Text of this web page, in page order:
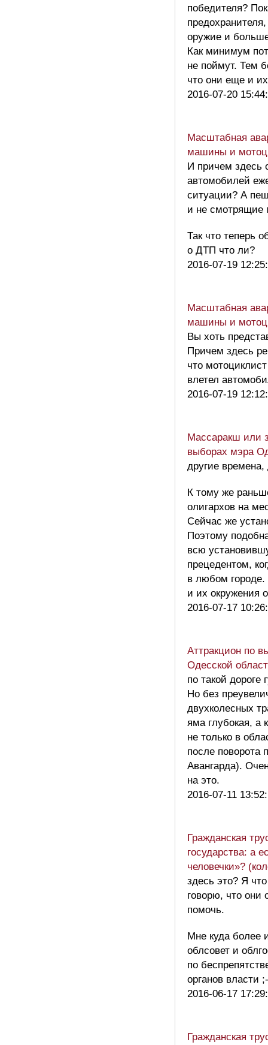
победителя?
оружие и
Как минимум
не поймут. Тем
что они еще и
2016-07-20
Масштабная
машины и
И причем здесь
автомобилей
ситуации? А
и не смотрящие
Так что теперь
о ДТП что ли?
2016-07-19
Масштабная
машины и
Вы хоть
Причем здесь
что
влетел
2016-07-19
Массаракш или
выборах мэра
другие
К тому же
олигархов на
Сейчас же
Поэтому
всю
прецедентом,
в любом городе.
и их окружения
2016-07-17
Аттракцион по
Одесской
по такой дороге
Но без
двухколесных
яма глубокая, а
не только в
после поворота
Авангарда).
на это.
2016-07-11
Гражданская
государства: а
человечки»?
здесь это? Я
говорю, что
помочь.
Мне куда более
облсовет и
по
органов власти
2016-06-17
Гражданская